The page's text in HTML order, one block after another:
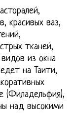
красивых ваз,
тканей,
из окна
на Таити,
(Филадельфия),
над высокими